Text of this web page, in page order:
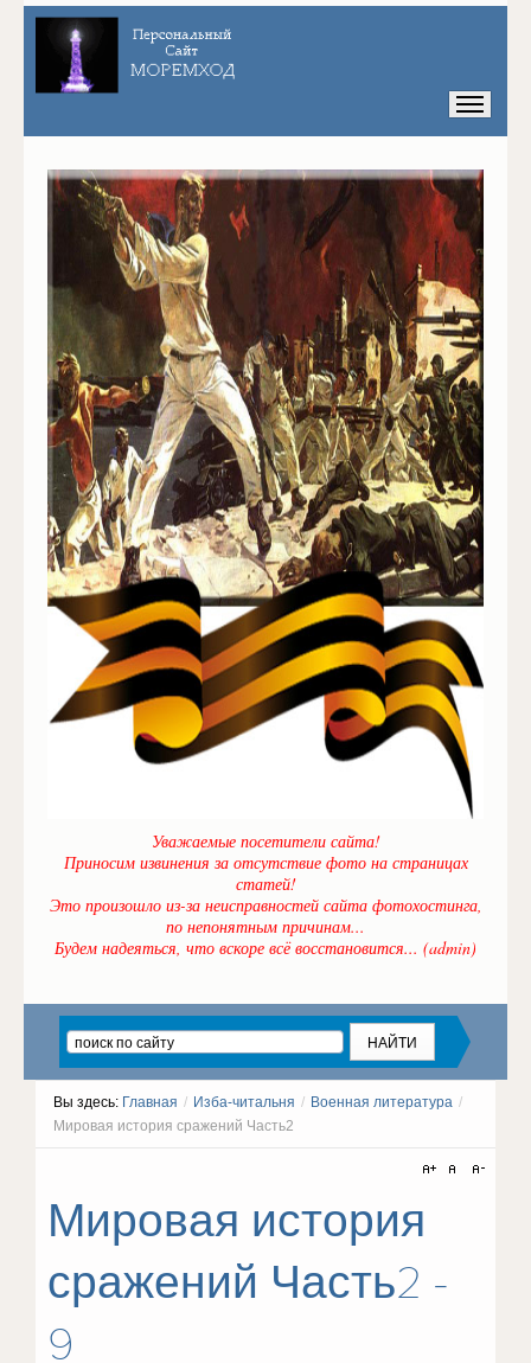
Уважаемые посетители сайта!
Приносим извинения за отсутствие фото на страницах
статей!
Это произошло из-за неисправностей сайта фотохостинга,
по непонятным причинам...
Будем надеяться, что вскоре всё восстановится... (admin)
Вы здесь: Главная / Изба-читальня / Военная литература /
Мировая история сражений Часть2
Мировая история
сражений Часть2 -
9